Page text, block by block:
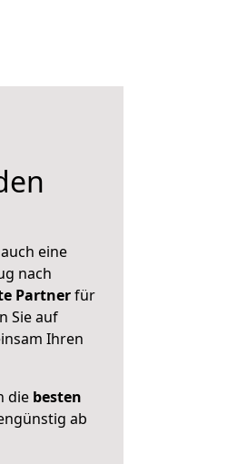
eine
nach
Partnerfür
Sie auf
Ihren
die besten
ab